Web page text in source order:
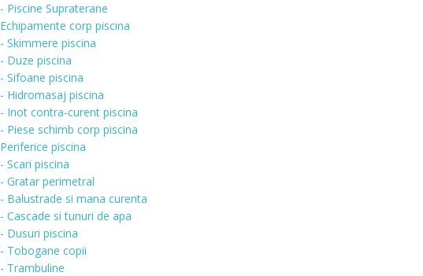
- Piscine Supraterane
Echipamente corp piscina
- Skimmere piscina
- Duze piscina
- Sifoane piscina
- Hidromasaj piscina
- Inot contra-curent piscina
- Piese schimb corp piscina
Periferice piscina
- Scari piscina
- Gratar perimetral
- Balustrade si mana curenta
- Cascade si tunuri de apa
- Dusuri piscina
- Tobogane copii
- Trambuline